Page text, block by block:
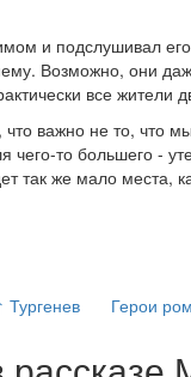
и подслушивал
Возможно, они
все жители
важно не то, что
чего-то большего -
так же мало места,
Тургенев Герои